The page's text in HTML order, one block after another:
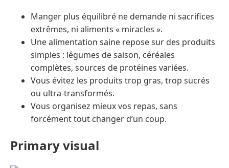
Manger plus équilibré ne demande ni sacrifices
extrêmes, ni aliments « miracles ».
Une alimentation saine repose sur des produits
simples : légumes de saison, céréales
complètes, sources de protéines variées.
Vous évitez les produits trop gras, trop sucrés
ou ultra-transformés.
Vous organisez mieux vos repas, sans
forcément tout changer d’un coup.
Primary visual